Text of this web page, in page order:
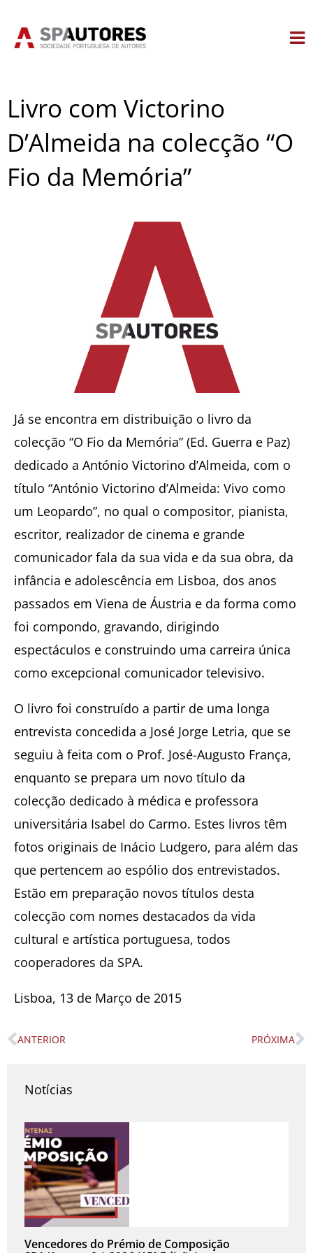
Livro com Victorino
D’Almeida na colecção “O
Fio da Memória”
Já se encontra em distribuição o livro da
colecção “O Fio da Memória” (Ed. Guerra e Paz)
dedicado a António Victorino d’Almeida, com o
título “António Victorino d’Almeida: Vivo como
um Leopardo”, no qual o compositor, pianista,
escritor, realizador de cinema e grande
comunicador fala da sua vida e da sua obra, da
infância e adolescência em Lisboa, dos anos
passados em Viena de Áustria e da forma como
foi compondo, gravando, dirigindo
espectáculos e construindo uma carreira única
como excepcional comunicador televisivo.
O livro foi construído a partir de uma longa
entrevista concedida a José Jorge Letria, que se
seguiu à feita com o Prof. José-Augusto França,
enquanto se prepara um novo título da
colecção dedicado à médica e professora
universitária Isabel do Carmo. Estes livros têm
fotos originais de Inácio Ludgero, para além das
que pertencem ao espólio dos entrevistados.
Estão em preparação novos títulos desta
colecção com nomes destacados da vida
cultural e artística portuguesa, todos
cooperadores da SPA.
Lisboa, 13 de Março de 2015
Prev
ANTERIOR PRÓXIMA
Notícias
Vencedores do Prémio de Composição